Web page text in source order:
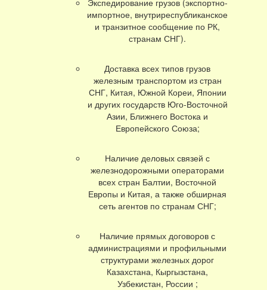
импортное, внутриреспубликанское
и транзитное сообщение по РК,
странам СНГ).
Доставка всех типов грузов
железным транспортом из стран
СНГ, Китая, Южной Кореи, Японии
и других государств Юго-Восточной
Азии, Ближнего Востока и
Европейского Союза;
Наличие деловых связей с
железнодорожными операторами
всех стран Балтии, Восточной
Европы и Китая, а также обширная
сеть агентов по странам СНГ;
Наличие прямых договоров с
администрациями и профильными
структурами железных дорог
Казахстана, Кыргызстана,
Узбекистан, России ;